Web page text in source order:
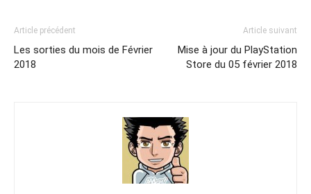
Article précédent
Les sorties du mois de Février
2018
Article suivant
Mise à jour du PlayStation
Store du 05 février 2018